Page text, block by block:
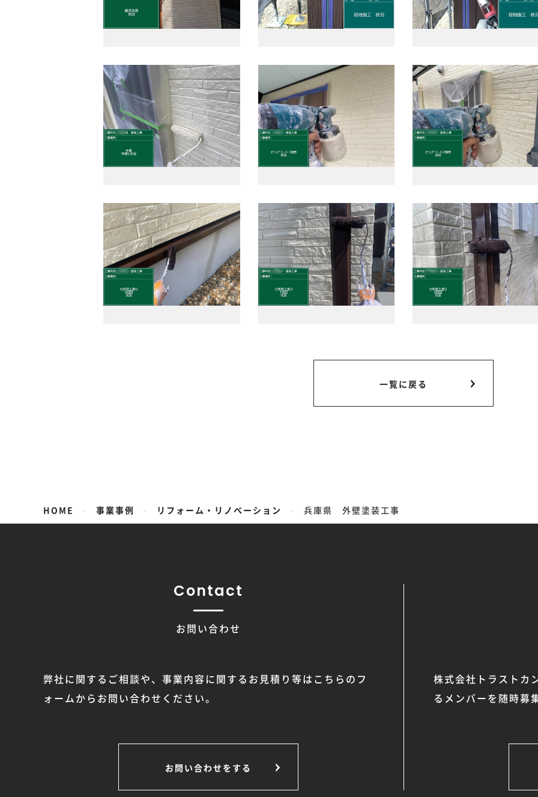
一覧に戻る
HOME - 事業事例 - リフォーム・リノベーション - 兵庫県 外壁塗装工事
Contact
お問い合わせ
弊社に関するご相談や、事業内容に関するお見積り等はこちらのフ
ォームからお問い合わせください。
お問い合わせをする
株式会社トラストカ
るメンバーを随時募